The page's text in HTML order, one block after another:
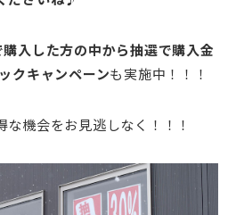
入した方の中から抽選で購入金
クキャンペーンも実施中！！！
機会をお見逃しなく！！！